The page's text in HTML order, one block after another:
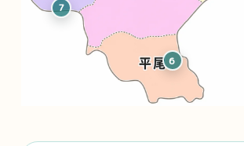
6
7